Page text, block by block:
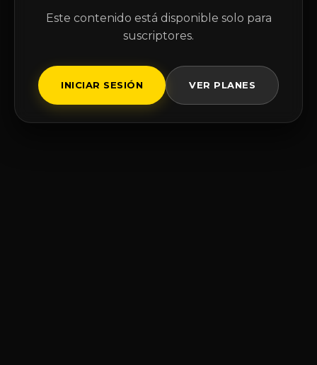
Este contenido está disponible solo para
suscriptores.
INICIAR SESIÓN VER PLANES